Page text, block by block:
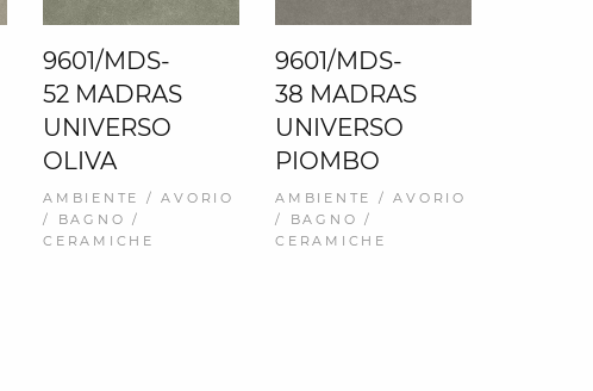
9601/MDS-
52 MADRAS
UNIVERSO
OLIVA
AMBIENTE / AVORIO
/ BAGNO /
CERAMICHE
9601/MDS-
38 MADRAS
UNIVERSO
PIOMBO
AMBIENTE / AVORIO
/ BAGNO /
CERAMICHE